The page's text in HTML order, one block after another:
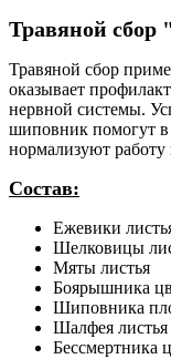
Травяной
Травяной сбор
оказывает
нервной системы.
шиповник помогут
нормализуют
Состав:
Ежевики
Шелковицы
Мяты листья
Боярышника
Шиповника
Шалфея листья
Бессмертника